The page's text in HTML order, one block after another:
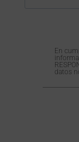
En
datos